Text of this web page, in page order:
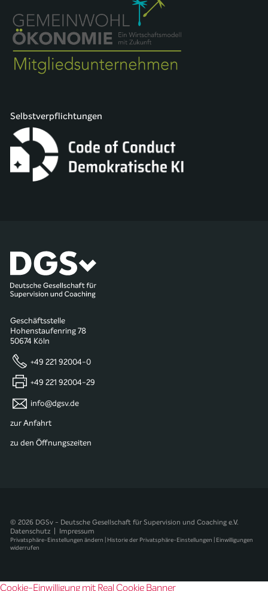
Selbstverpflichtungen
Geschäftsstelle
Hohenstaufenring 78
50674 Köln
+49 221 92004-0
+49 221 92004-29
info@dgsv.de
zur Anfahrt
zu den Öffnungszeiten
© 2026 DGSv - Deutsche Gesellschaft für Supervision und Coaching e.V.
Datenschutz
Impressum
Privatsphäre-Einstellungen ändern | Historie der Privatsphäre-Einstellungen | Einwilligungen
widerrufen
Cookie-Einwilligung mit Real Cookie Banner